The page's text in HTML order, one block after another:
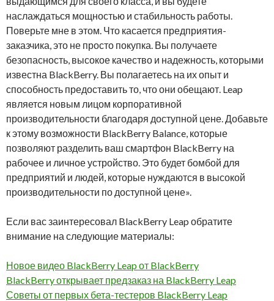
наслаждаться мощностью и стабильность работы.
Поверьте мне в этом. Что касается предприятия-
заказчика, это не просто покупка. Вы получаете
безопасность, высокое качество и надежность, которыми
известна BlackBerry. Вы полагаетесь на их опыт и
способность предоставить то, что они обещают. Leap
является новым лицом корпоративной
производительности благодаря доступной цене. Добавьте
к этому возможности BlackBerry Balance, которые
позволяют разделить ваш смартфон BlackBerry на
рабочее и личное устройство. Это будет бомбой для
предприятий и людей, которые нуждаются в высокой
производительности по доступной цене».
Если вас заинтересовал BlackBerry Leap обратите
внимание на следующие материалы:
Новое видео BlackBerry Leap от BlackBerry
BlackBerry открывает предзаказ на BlackBerry Leap
Советы от первых бета-тестеров BlackBerry Leap